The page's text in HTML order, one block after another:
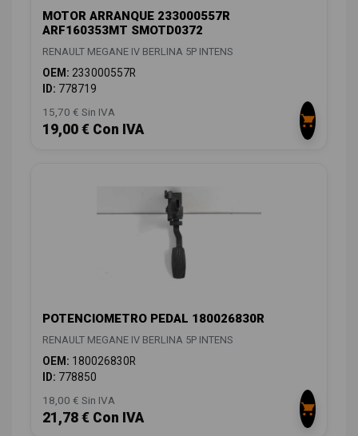
MOTOR ARRANQUE 233000557R
ARF160353MT SMOTD0372
RENAULT MEGANE IV BERLINA 5P INTENS
OEM: 233000557R
ID: 778719
15,70 € Sin IVA
19,00 € Con IVA
POTENCIOMETRO PEDAL 180026830R
RENAULT MEGANE IV BERLINA 5P INTENS
OEM: 180026830R
ID: 778850
18,00 € Sin IVA
21,78 € Con IVA